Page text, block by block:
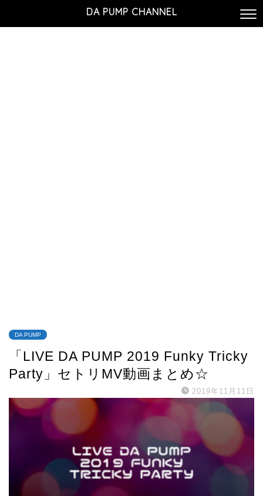
DA PUMP CHANNEL
DA PUMP
「LIVE DA PUMP 2019 Funky Tricky
Party」セトリMV動画まとめ☆
2019年11月11日